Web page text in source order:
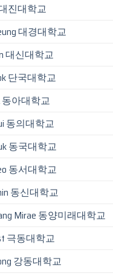
진대학교
대경대학교
대신대학교
단국대학교
동아대학교
동의대학교
동국대학교
동서대학교
동신대학교
Mirae 동양미래대학교
극동대학교
강동대학교